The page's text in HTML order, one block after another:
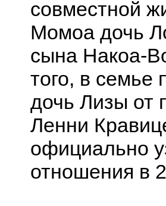
совместной
Момоа дочь
сына Накоа-
того, в семье
дочь Лизы от
Ленни
официально
отношения в